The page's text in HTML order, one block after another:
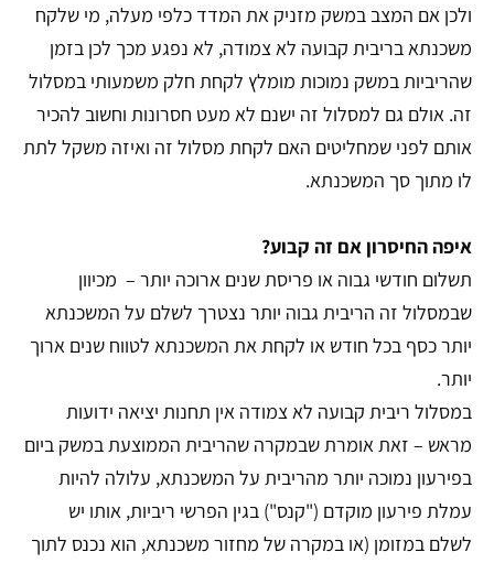
ולכן אם המצב במשק מזניק את המדד כלפי מעלה, מי שלקח
משכנתא בריבית קבועה לא צמודה, לא נפגע מכך לכן בזמן
שהריביות במשק נמוכות מומלץ לקחת חלק משמעותי במסלול
זה. אולם גם למסלול זה ישנם לא מעט חסרונות וחשוב להכיר
אותם לפני שמחליטים האם לקחת מסלול זה ואיזה משקל לתת
לו מתוך סך המשכנתא.
איפה החיסרון אם זה קבוע?
תשלום חודשי גבוה או פריסת שנים ארוכה יותר – מכיוון
שבמסלול זה הריבית גבוה יותר נצטרך לשלם על המשכנתא
יותר כסף בכל חודש או לקחת את המשכנתא לטווח שנים ארוך
יותר.
במסלול ריבית קבועה לא צמודה אין תחנות יציאה ידועות
מראש – זאת אומרת שבמקרה שהריבית הממוצעת במשק ביום
בפירעון נמוכה יותר מהריבית על המשכנתא, עלולה להיות
עמלת פירעון מוקדם ("קנס") בגין הפרשי ריביות, אותו יש
לשלם במזומן (או במקרה של מחזור משכנתא, הוא נכנס לתוך